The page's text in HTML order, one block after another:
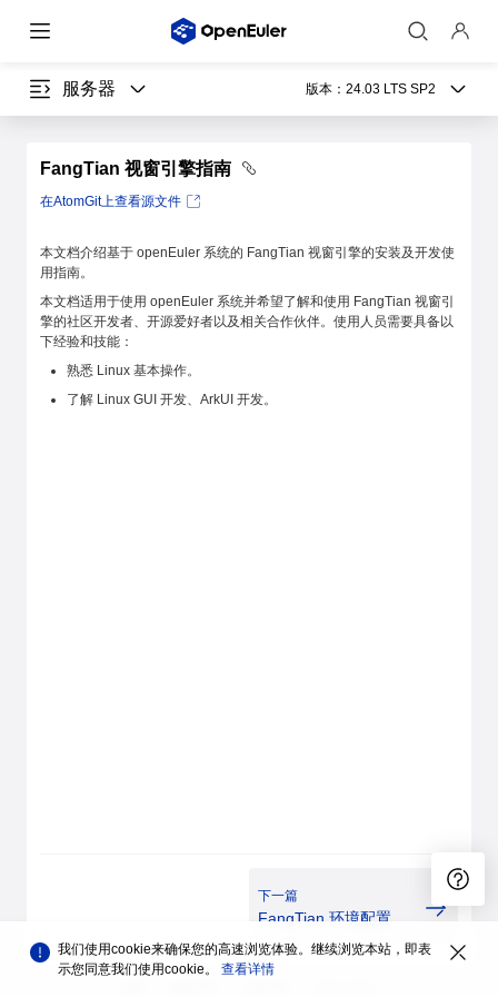
服务器 版本： 24.03 LTS SP2
FangTian 视窗引擎指南
在AtomGit上查看源文件
本文档介绍基于 openEuler 系统的 FangTian 视窗引擎的安装及开发使
用指南。
本文档适用于使用 openEuler 系统并希望了解和使用 FangTian 视窗引
擎的社区开发者、开源爱好者以及相关合作伙伴。使用人员需要具备以
下经验和技能：
熟悉 Linux 基本操作。
了解 Linux GUI 开发、ArkUI 开发。
FangTian 环境配置
下一篇
我们使用cookie来确保您的高速浏览体验。继续浏览本站，即表
示您同意我们使用cookie。 查看详情